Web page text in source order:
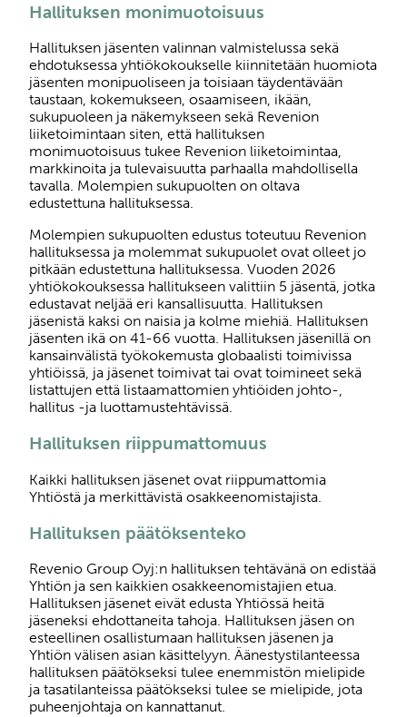
Hallituksen monimuotoisuus
Hallituksen jäsenten valinnan valmistelussa sekä
ehdotuksessa yhtiökokoukselle kiinnitetään huomiota
jäsenten monipuoliseen ja toisiaan täydentävään
taustaan, kokemukseen, osaamiseen, ikään,
sukupuoleen ja näkemykseen sekä Revenion
liiketoimintaan siten, että hallituksen
monimuotoisuus tukee Revenion liiketoimintaa,
markkinoita ja tulevaisuutta parhaalla mahdollisella
tavalla. Molempien sukupuolten on oltava
edustettuna hallituksessa.
Molempien sukupuolten edustus toteutuu Revenion
hallituksessa ja molemmat sukupuolet ovat olleet jo
pitkään edustettuna hallituksessa. Vuoden 2026
yhtiökokouksessa hallitukseen valittiin 5 jäsentä, jotka
edustavat neljää eri kansallisuutta. Hallituksen
jäsenistä kaksi on naisia ja kolme miehiä. Hallituksen
jäsenten ikä on 41-66 vuotta. Hallituksen jäsenillä on
kansainvälistä työkokemusta globaalisti toimivissa
yhtiöissä, ja jäsenet toimivat tai ovat toimineet sekä
listattujen että listaamattomien yhtiöiden johto-,
hallitus -ja luottamustehtävissä.
Hallituksen riippumattomuus
Kaikki hallituksen jäsenet ovat riippumattomia
Yhtiöstä ja merkittävistä osakkeenomistajista.
Hallituksen päätöksenteko
Revenio Group Oyj:n hallituksen tehtävänä on edistää
Yhtiön ja sen kaikkien osakkeenomistajien etua.
Hallituksen jäsenet eivät edusta Yhtiössä heitä
jäseneksi ehdottaneita tahoja. Hallituksen jäsen on
esteellinen osallistumaan hallituksen jäsenen ja
Yhtiön välisen asian käsittelyyn. Äänestystilanteessa
hallituksen päätökseksi tulee enemmistön mielipide
ja tasatilanteissa päätökseksi tulee se mielipide, jota
puheenjohtaja on kannattanut.